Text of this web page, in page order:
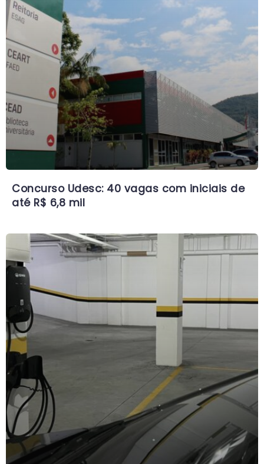
Concurso Udesc: 40 vagas com iniciais de
até R$ 6,8 mil